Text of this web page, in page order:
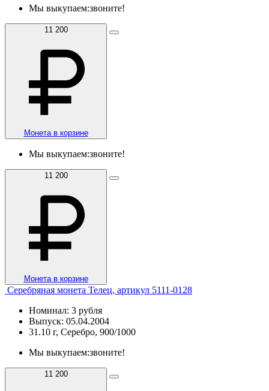
Мы выкупаем:звоните!
11 200
Монета в корзине
Мы выкупаем:звоните!
11 200
Монета в корзине
Серебряная монета Телец, артикул 5111-0128
Номинал: 3 рубля
Выпуск: 05.04.2004
31.10 г, Серебро, 900/1000
Мы выкупаем:звоните!
11 200